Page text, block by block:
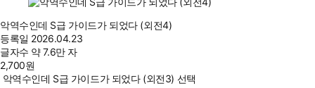
악역수인데 S급 가이드가 되었다 (외전4)
등록일 2026.04.23
글자수 약 7.6만 자
2,700원
악역수인데 S급 가이드가 되었다 (외전3) 선택